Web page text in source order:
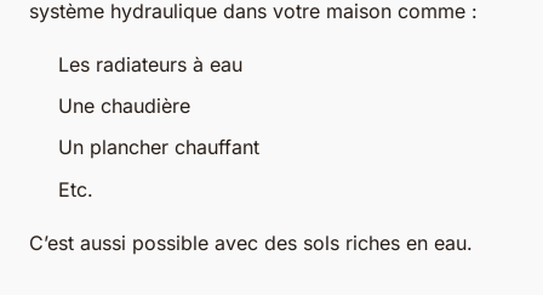
système hydraulique dans votre maison comme :
Les radiateurs à eau
Une chaudière
Un plancher chauffant
Etc.
C’est aussi possible avec des sols riches en eau.